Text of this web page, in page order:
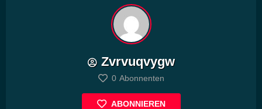
Zvrvuqvygw
0 Abonnenten
ABONNIEREN